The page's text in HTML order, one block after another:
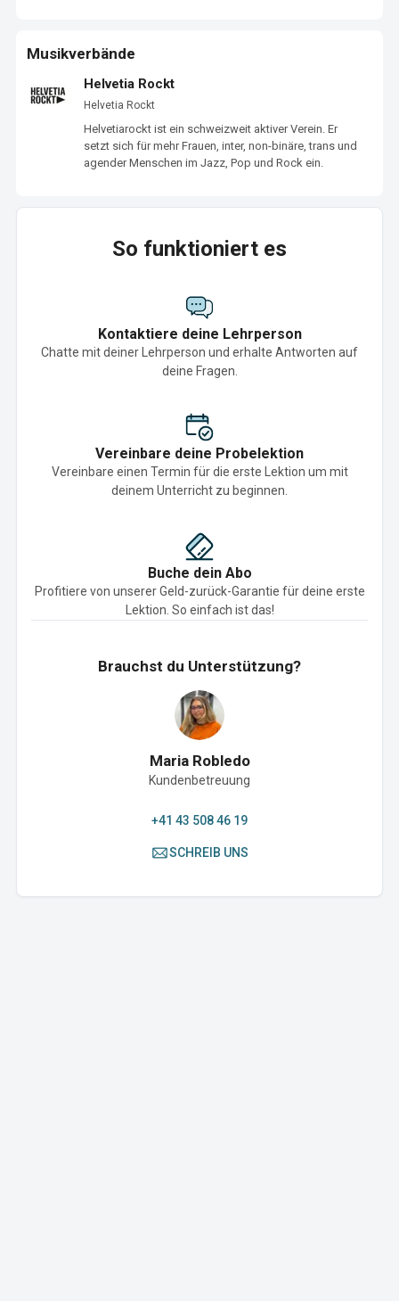
Musikverbände
Helvetia Rockt
Helvetia Rockt
Helvetiarockt ist ein schweizweit aktiver Verein. Er
setzt sich für mehr Frauen, inter, non-binäre, trans und
agender Menschen im Jazz, Pop und Rock ein.
So funktioniert es
Kontaktiere deine Lehrperson
Chatte mit deiner Lehrperson und erhalte Antworten auf
deine Fragen.
Vereinbare deine Probelektion
Vereinbare einen Termin für die erste Lektion um mit
deinem Unterricht zu beginnen.
Buche dein Abo
Profitiere von unserer Geld-zurück-Garantie für deine erste
Lektion. So einfach ist das!
Brauchst du Unterstützung?
Maria Robledo
Kundenbetreuung
+41 43 508 46 19
SCHREIB UNS